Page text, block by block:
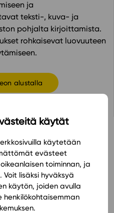
käytät
käytetään
evästeet
toiminnan, ja
lisäksi hyväksyä
käytön, joiden avulla
henkilökohtaisemman
ja
teksti-, kuva- ja
pohjalta kirjoittamista.
rohkaisevat luovuuteen
alustalla